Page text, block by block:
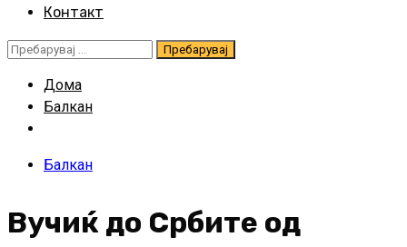
Контакт
Пребарувај
Дома
Балкан
Балкан
Вучиќ до Србите од